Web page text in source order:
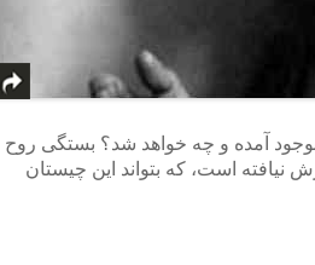
آمده و چه خواهد شد؟ بستگی روح
است، که بتواند این چیستان